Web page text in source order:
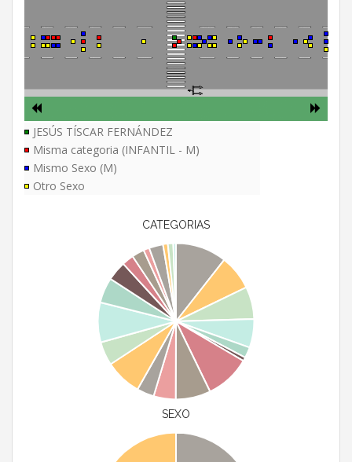
JESÚS TÍSCAR FERNÁNDEZ
Misma categoria (INFANTIL - M)
Mismo Sexo (M)
Otro Sexo
CATEGORIAS
SEXO